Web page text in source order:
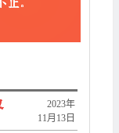
2023年
11月13日